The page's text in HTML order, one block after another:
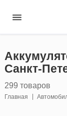
Санкт-
299 товаров
Главная